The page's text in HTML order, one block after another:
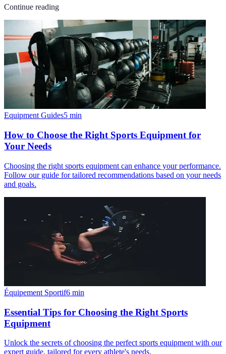
Continue reading
Equipment Guides5 min
How to Choose the Right Sports Equipment for
Your Needs
Choosing the right sports equipment can enhance your performance.
Follow our guide for tailored recommendations based on your needs
and goals.
Équipement Sportif6 min
Essential Tips for Choosing the Right Sports
Equipment
Unlock the secrets of choosing the perfect sports equipment with our
expert guide, tailored for every athlete's needs.